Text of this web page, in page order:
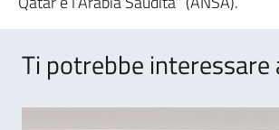
Ti potrebbe interessare